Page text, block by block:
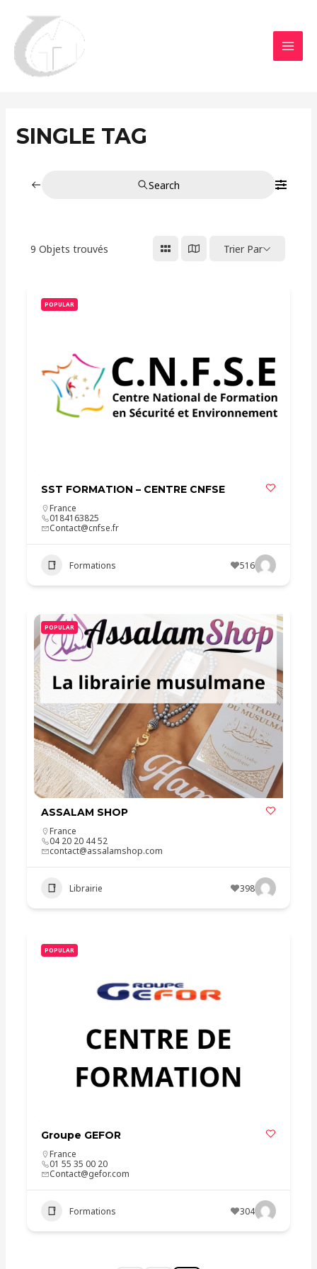
contenu
SINGLE TAG
Search
9 Objets trouvés Trier Par
POPULAR
SST FORMATION – CENTRE CNFSE
France
0184163825
Contact@cnfse.fr
Formations 516
POPULAR
ASSALAM SHOP
France
04 20 20 44 52
contact@assalamshop.com
Librairie 398
POPULAR
Groupe GEFOR
France
01 55 35 00 20
Contact@gefor.com
Formations 304